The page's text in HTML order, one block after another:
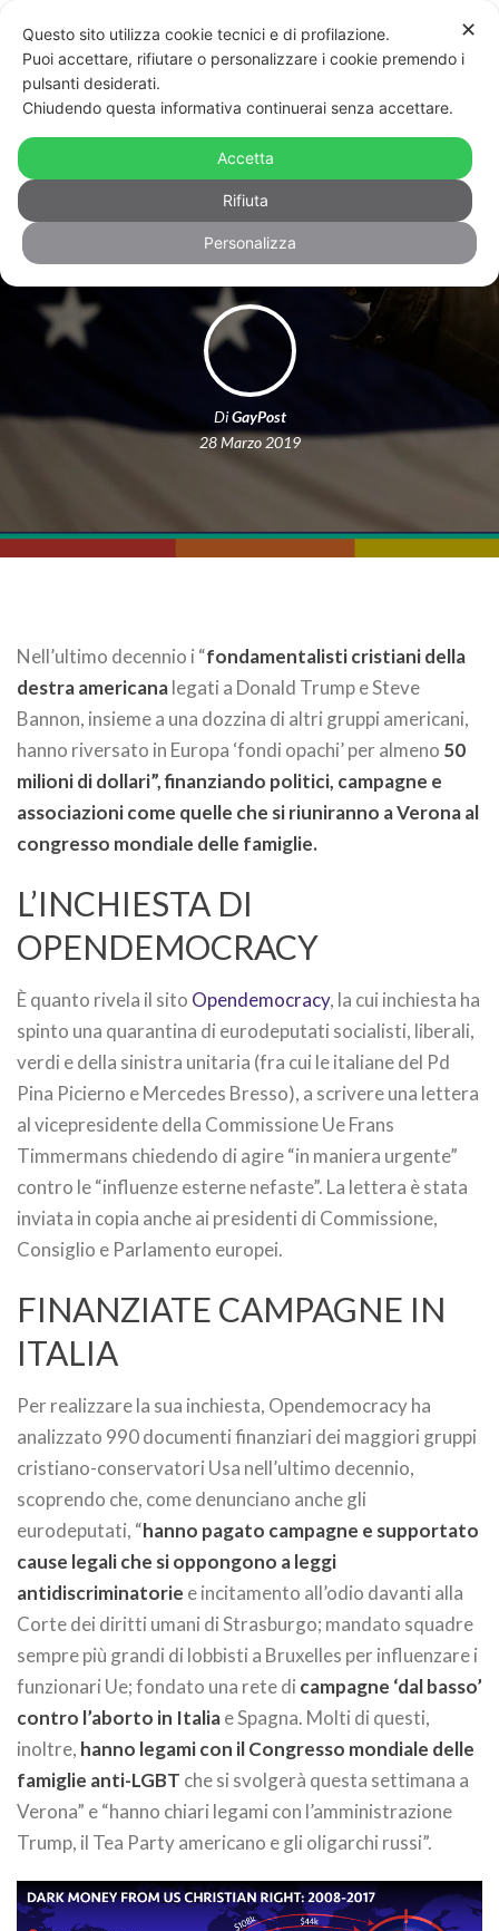
50 milioni dei fondamentalisti Usa
alle destre in Europa: i legami con il
Congresso di Verona
DiGayPost
28 Marzo 2019
Nell’ultimo decennio i “fondamentalisti cristiani della
destra americanalegati a Donald Trump e Steve
Bannon, insieme a una dozzina di altri gruppi americani,
hanno riversato in Europa ‘fondi opachi’ per almeno 50
milioni di dollari”, finanziando politici, campagne e
associazioni come quelle che si riuniranno a Verona al
congresso mondiale delle famiglie.
L’INCHIESTA DI
OPENDEMOCRACY
È quanto rivela il sito Opendemocracy, la cui inchiesta ha
spinto una quarantina di eurodeputati socialisti, liberali,
verdi e della sinistra unitaria (fra cui le italiane del Pd
Pina Picierno e Mercedes Bresso), a scrivere una lettera
al vicepresidente della Commissione Ue Frans
Timmermans chiedendo di agire “in maniera urgente”
contro le “influenze esterne nefaste”. La lettera è stata
inviata in copia anche ai presidenti di Commissione,
Consiglio e Parlamento europei.
FINANZIATE CAMPAGNE IN
ITALIA
Per realizzare la sua inchiesta, Opendemocracy ha
analizzato 990 documenti finanziari dei maggiori gruppi
cristiano-conservatori Usa nell’ultimo decennio,
scoprendo che, come denunciano anche gli
eurodeputati, “hanno pagato campagne e supportato
cause legali che si oppongono a leggi
antidiscriminatorie e incitamento all’odio davanti alla
Corte dei diritti umani di Strasburgo; mandato squadre
sempre più grandi di lobbisti a Bruxelles per influenzare i
funzionari Ue; fondato una rete di campagne ‘dal basso’
contro l’aborto in Italiae Spagna. Molti di questi,
inoltre, hanno legami con il Congresso mondiale delle
famiglie anti-LGBT che si svolgerà questa settimana a
Verona” e “hanno chiari legami con l’amministrazione
Trump, il Tea Party americano e gli oligarchi russi”.
✕
Questo sito utilizza cookie tecnici e di profilazione.
Puoi accettare, rifiutare o personalizzare i cookie premendo i
pulsanti desiderati.
Chiudendo questa informativa continuerai senza accettare.
Accetta
Rifiuta
Personalizza